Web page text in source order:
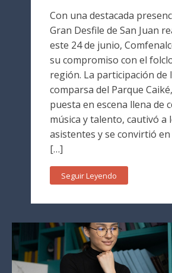
Con una destacada
Gran Desfile de San Juan
este 24 de junio,
su compromiso con el
región. La participación de
comparsa del Parque
puesta en escena llena de
música y talento, cautivó a
asistentes y se convirtió
[…]
Seguir Leyendo